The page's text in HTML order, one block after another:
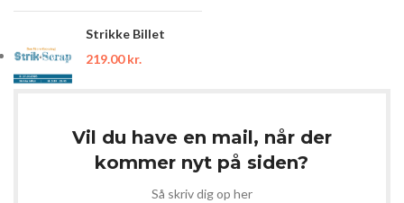
Strikke Billet
219.00kr.
Vil du have en mail, når der
kommer nyt på siden?
Så skriv dig op her